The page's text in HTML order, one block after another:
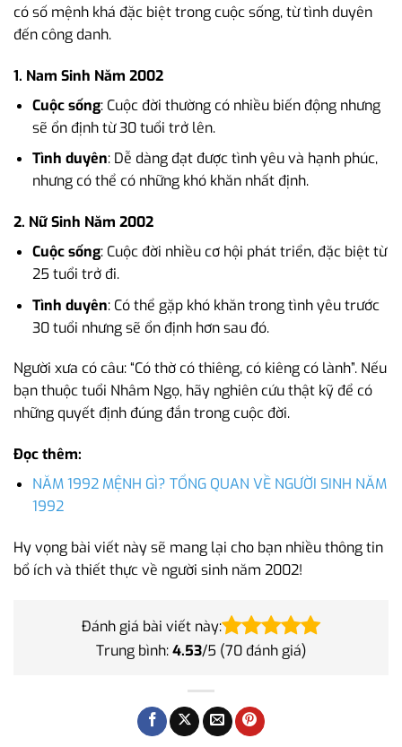
có số mệnh khá đặc biệt trong cuộc sống, từ tình duyên
đến công danh.
1. Nam Sinh Năm 2002
Cuộc sống: Cuộc đời thường có nhiều biến động nhưng
sẽ ổn định từ 30 tuổi trở lên.
Tình duyên: Dễ dàng đạt được tình yêu và hạnh phúc,
nhưng có thể có những khó khăn nhất định.
2. Nữ Sinh Năm 2002
Cuộc sống: Cuộc đời nhiều cơ hội phát triển, đặc biệt từ
25 tuổi trở đi.
Tình duyên: Có thể gặp khó khăn trong tình yêu trước
30 tuổi nhưng sẽ ổn định hơn sau đó.
Người xưa có câu: “Có thờ có thiêng, có kiêng có lành”. Nếu
bạn thuộc tuổi Nhâm Ngọ, hãy nghiên cứu thật kỹ để có
những quyết định đúng đắn trong cuộc đời.
Đọc thêm:
NĂM 1992 MỆNH GÌ? TỔNG QUAN VỀ NGƯỜI SINH NĂM
1992
Hy vọng bài viết này sẽ mang lại cho bạn nhiều thông tin
bổ ích và thiết thực về người sinh năm 2002!
Đánh giá bài viết này:
Trung bình:4.53/5 (70đánh giá)